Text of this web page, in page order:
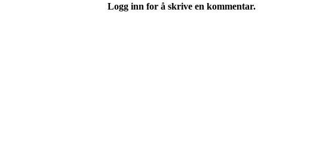
Logg inn for å skrive en kommentar.